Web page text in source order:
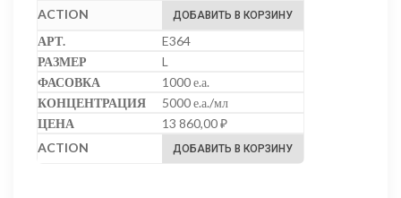
ДОБАВИТЬ В КОРЗИНУ
E364
L
1000 е.а.
5000 е.а./мл
13 860,00₽
ДОБАВИТЬ В КОРЗИНУ